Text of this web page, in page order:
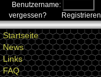
Benutzername:
vergessen?
Registrieren
Startseite
News
Links
FAQ